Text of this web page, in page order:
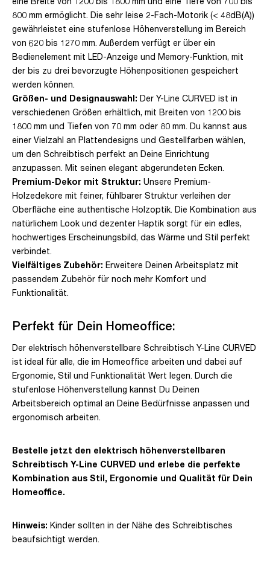
800 mm ermöglicht. Die sehr leise 2-Fach-Motorik (< 48dB(A))
gewährleistet eine stufenlose Höhenverstellung im Bereich
von 620 bis 1270 mm. Außerdem verfügt er über ein
Bedienelement mit LED-Anzeige und Memory-Funktion, mit
der bis zu drei bevorzugte Höhenpositionen gespeichert
werden können.
Größen- und Designauswahl: Der Y-Line CURVED ist in
verschiedenen Größen erhältlich, mit Breiten von 1200 bis
1800 mm und Tiefen von 70 mm oder 80 mm. Du kannst aus
einer Vielzahl an Plattendesigns und Gestellfarben wählen,
um den Schreibtisch perfekt an Deine Einrichtung
anzupassen. Mit seinen elegant abgerundeten Ecken.
Premium-Dekor mit Struktur: Unsere Premium-
Holzedekore mit feiner, fühlbarer Struktur verleihen der
Oberfläche eine authentische Holzoptik. Die Kombination aus
natürlichem Look und dezenter Haptik sorgt für ein edles,
hochwertiges Erscheinungsbild, das Wärme und Stil perfekt
verbindet.
Vielfältiges Zubehör: Erweitere Deinen Arbeitsplatz mit
passendem Zubehör für noch mehr Komfort und
Funktionalität.
Perfekt für Dein Homeoffice:
Der elektrisch höhenverstellbare Schreibtisch Y-Line CURVED
ist ideal für alle, die im Homeoffice arbeiten und dabei auf
Ergonomie, Stil und Funktionalität Wert legen. Durch die
stufenlose Höhenverstellung kannst Du Deinen
Arbeitsbereich optimal an Deine Bedürfnisse anpassen und
ergonomisch arbeiten.
Bestelle jetzt den elektrisch höhenverstellbaren
Schreibtisch Y-Line CURVED und erlebe die perfekte
Kombination aus Stil, Ergonomie und Qualität für Dein
Homeoffice.
Hinweis: Kinder sollten in der Nähe des Schreibtisches
beaufsichtigt werden.